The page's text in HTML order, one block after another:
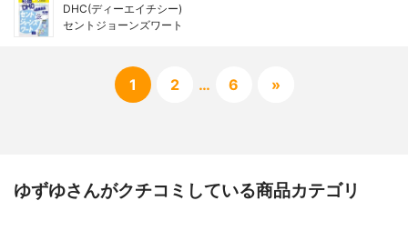
DHC(ディーエイチシー)
セントジョーンズワート
1 2 … 6 »
ゆずゆさんがクチコミしている商品カテゴリ